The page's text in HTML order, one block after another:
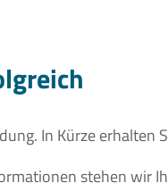
In Kürze erhalten
stehen wir